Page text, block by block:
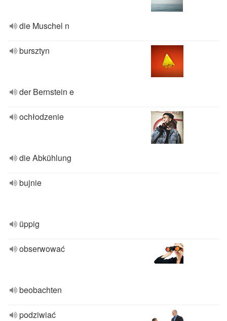
die Muschel n
bursztyn
der Bernstein e
ochłodzenie
die Abkühlung
bujnie
üppig
obserwować
beobachten
podziwiać